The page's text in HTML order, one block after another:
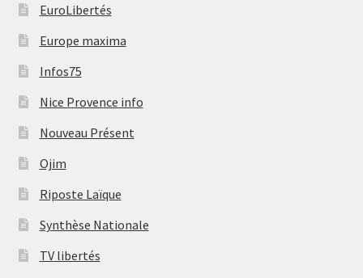
EuroLibertés
Europe maxima
Infos75
Nice Provence info
Nouveau Présent
Ojim
Riposte Laïque
Synthèse Nationale
TV libertés